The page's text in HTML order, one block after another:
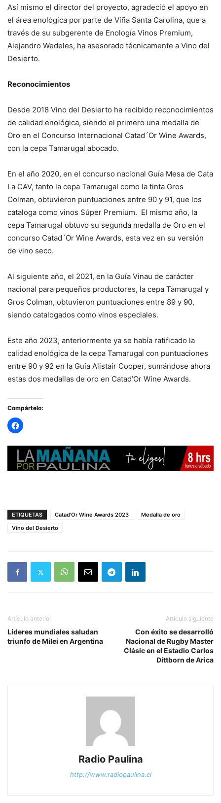
Así mismo el director del proyecto, agradeció el apoyo en
el área enológica por parte de Viña Santa Carolina, que a
través de su subgerente de Enología Vinos Premium,
Alejandro Wedeles, ha asesorado técnicamente a Vino del
Desierto.
Reconocimientos
Desde 2018 Vino del Desierto ha recibido reconocimientos
de calidad enológica, siendo el primero una medalla de
Oro en el Concurso Internacional Catad´Or Wine Awards,
con la cepa Tamarugal abocado.
En el año 2020, en el concurso nacional Guía Mesa de Cata
La CAV, tanto la cepa Tamarugal como la tinta Gros
Colman, obtuvieron puntuaciones entre 90 y 91, que los
cataloga como vinos Súper Premium. El mismo año, la
cepa Tamarugal obtuvo su segunda medalla de Oro en el
concurso Catad´Or Wine Awards, esta vez en su versión
de vino seco.
Al siguiente año, el 2021, en la Guía Vinau de carácter
nacional para pequeños productores, la cepa Tamarugal y
Gros Colman, obtuvieron puntuaciones entre 89 y 90,
siendo catalogados como vinos especiales.
Este año 2023, anteriormente ya se había ratificado la
calidad enológica de la cepa Tamarugal con puntuaciones
entre 90 y 92 en la Guía Alistair Cooper, sumándose ahora
estas dos medallas de oro en Catad’Or Wine Awards.
Compártelo:
ETIQUETAS Catad’Or Wine Awards 2023
Medalla de oro
Vino del Desierto
Artículo anterior
Líderes mundiales saludan
triunfo de Milei en Argentina
Artículo siguiente
Con éxito se desarrolló
Nacional de Rugby Master
Clásic en el Estadio Carlos
Dittborn de Arica
Radio Paulina
http://www.radiopaulina.cl